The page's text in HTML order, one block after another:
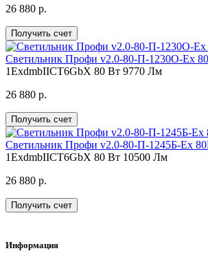
26 880 р.
Получить счет
Светильник Профи v2.0-80-П-1230О-Ex
1ExdmbIICT6GbX 80 Вт 9770 Лм
26 880 р.
Получить счет
Светильник Профи v2.0-80-П-1245Б-Ex
1ExdmbIICT6GbX 80 Вт 10500 Лм
26 880 р.
Получить счет
Информация